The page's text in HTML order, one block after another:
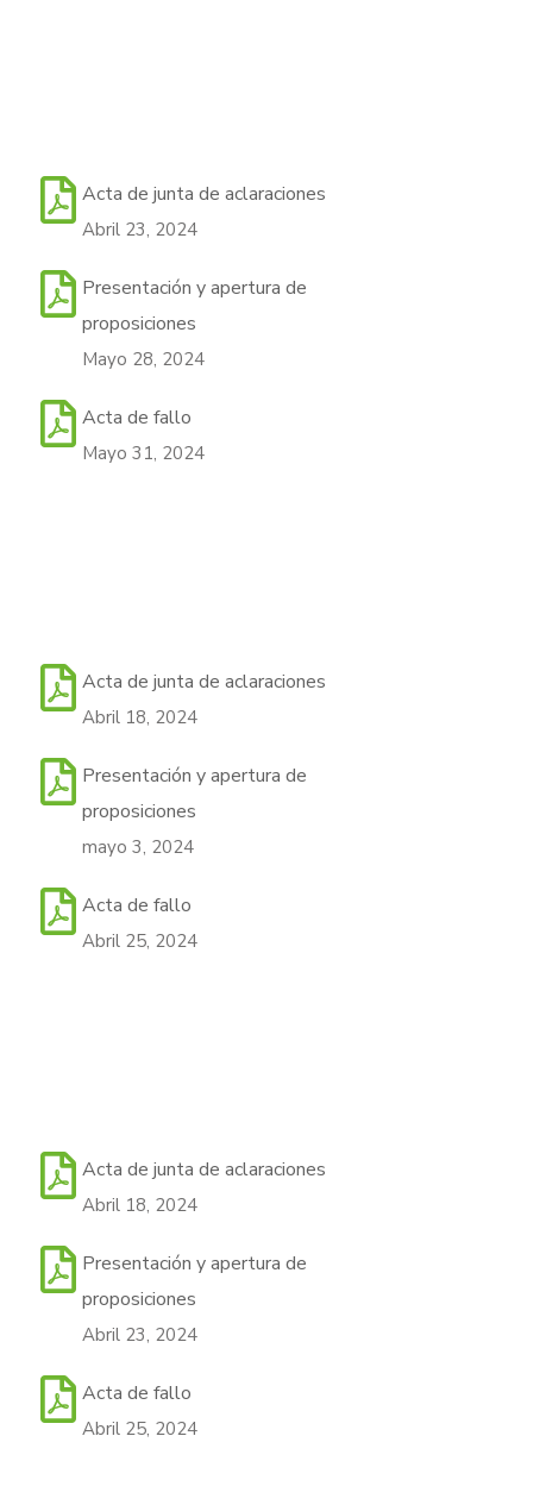
Acta de junta de aclaraciones
Abril 23, 2024
Presentación y apertura de
proposiciones
Mayo 28, 2024
Acta de fallo
Mayo 31, 2024
Acta de junta de aclaraciones
Abril 18, 2024
Presentación y apertura de
proposiciones
mayo 3, 2024
Acta de fallo
Abril 25, 2024
Acta de junta de aclaraciones
Abril 18, 2024
Presentación y apertura de
proposiciones
Abril 23, 2024
Acta de fallo
Abril 25, 2024